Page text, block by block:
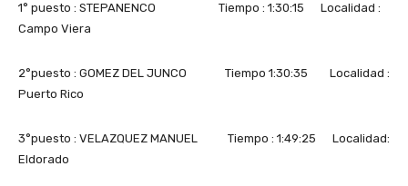
1° puesto : STEPANENCO Tiempo : 1:30:15 Localidad :
Campo Viera
2°puesto : GOMEZ DEL JUNCO Tiempo 1:30:35 Localidad :
Puerto Rico
3°puesto : VELAZQUEZ MANUEL Tiempo : 1:49:25 Localidad:
Eldorado